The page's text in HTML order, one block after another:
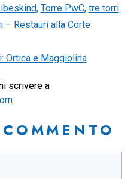
, Torre PwC, tre torri
– Restauri alla Corte
Ortica e Maggiolina
scrivere a